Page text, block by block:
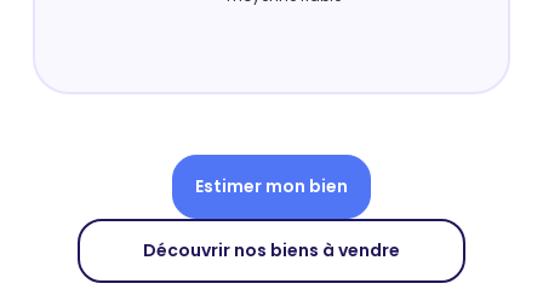
Estimer mon bien
Découvrir nos biens à vendre